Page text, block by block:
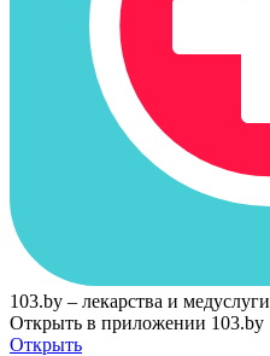
103.by – лекарства и медуслуги
Открыть в приложении 103.by
Открыть